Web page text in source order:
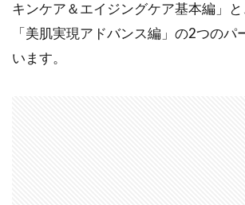
キンケア＆エイジングケア基本編」
「美肌実現アドバンス編」の2つのパ
います。